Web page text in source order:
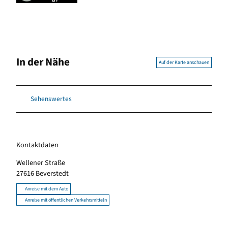
In der Nähe Auf der Karte anschauen
Sehenswertes
Kontaktdaten
Wellener Straße
27616 Beverstedt
Anreise mit dem Auto
Anreise mit öffentlichen Verkehrsmitteln